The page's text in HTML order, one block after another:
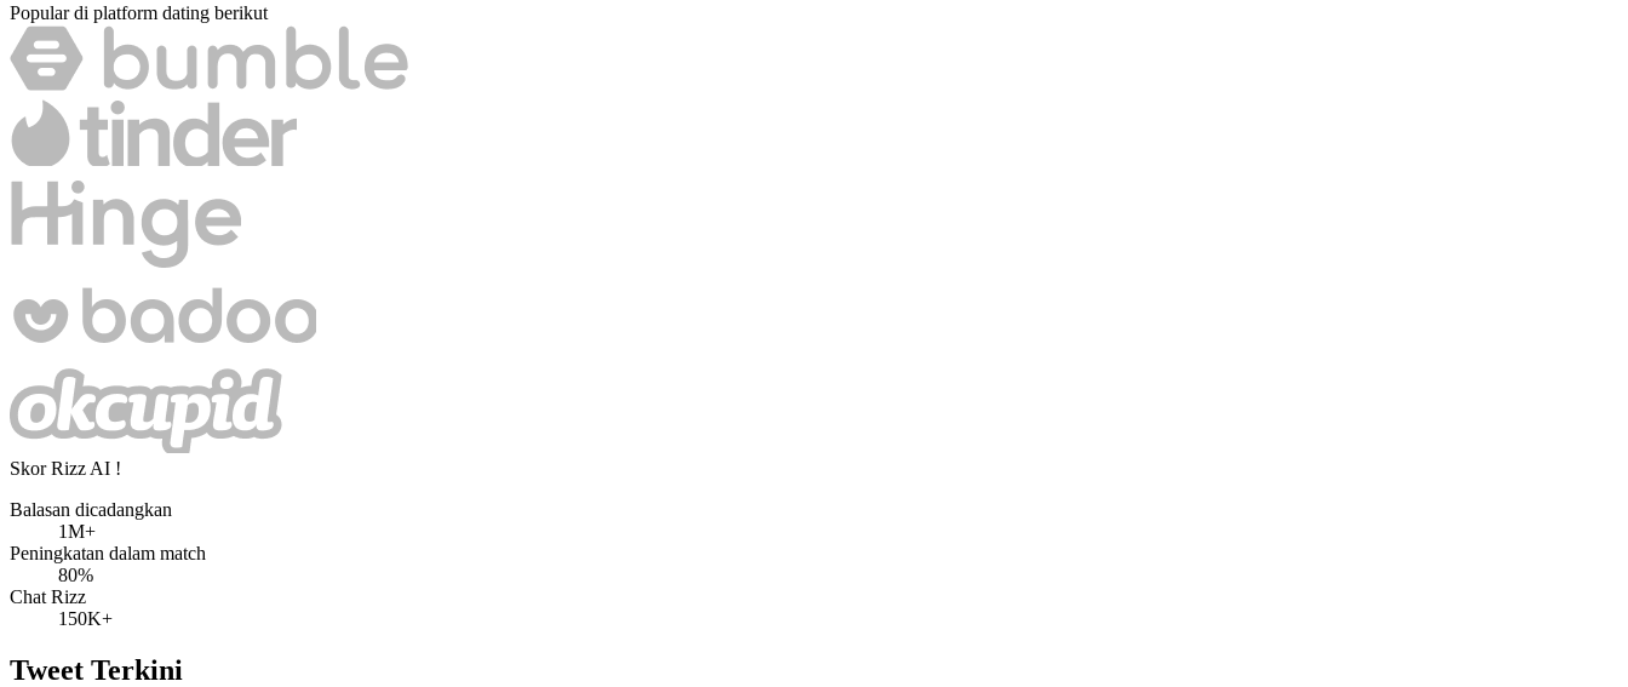
Popular di platform dating berikut
Skor Rizz AI !
Balasan dicadangkan
1M+
Peningkatan dalam match
80%
Chat Rizz
150K+
Tweet Terkini